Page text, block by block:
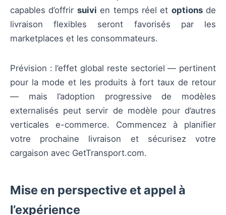
capables d’offrir suivi en temps réel et optionsde
livraison flexibles seront favorisés par les
marketplaces et les consommateurs.
Prévision : l’effet global reste sectoriel — pertinent
pour la mode et les produits à fort taux de retour
— mais l’adoption progressive de modèles
externalisés peut servir de modèle pour d’autres
verticales e-commerce. Commencez à planifier
votre prochaine livraison et sécurisez votre
cargaison avec GetTransport.com.
Mise en perspective et appel à
l’expérience